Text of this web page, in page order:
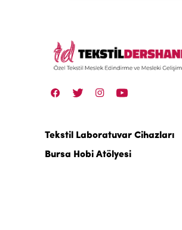
Tekstil Laboratuvar Cihazları
Bursa Hobi Atölyesi